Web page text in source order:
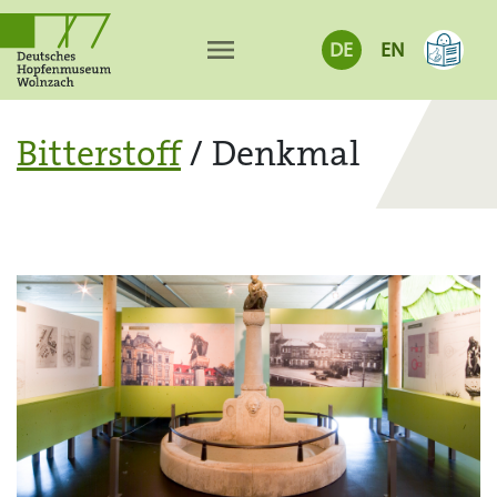
menu DE EN
Bitterstoff/ Denkmal